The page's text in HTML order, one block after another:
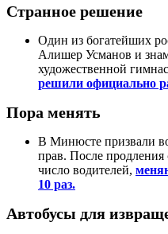
Странное решение
Один из богатейших
Алишер Усманов и
художественной
решили официально
Пора менять
В Минюсте призвали
прав. После продления
число водителей,
10 раз.
Автобусы для